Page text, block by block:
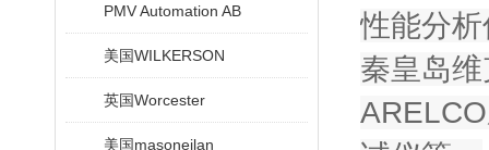
PMV Automation AB
美国WILKERSON
英国Worcester
美国masoneilan
性能分
秦皇岛